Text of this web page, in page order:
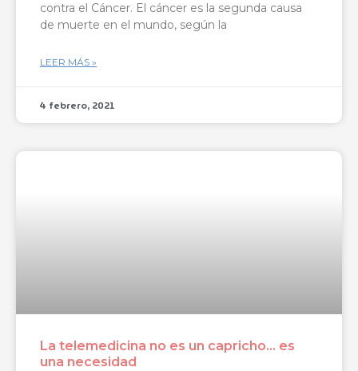
contra el Cáncer. El cáncer es la segunda causa
de muerte en el mundo, según la
LEER MÁS »
4 febrero, 2021
La telemedicina no es un capricho… es
una necesidad